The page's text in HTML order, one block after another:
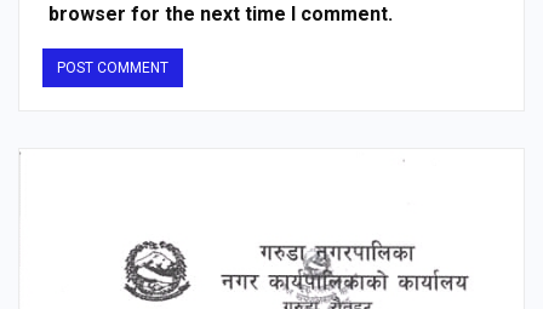
browser for the next time I comment.